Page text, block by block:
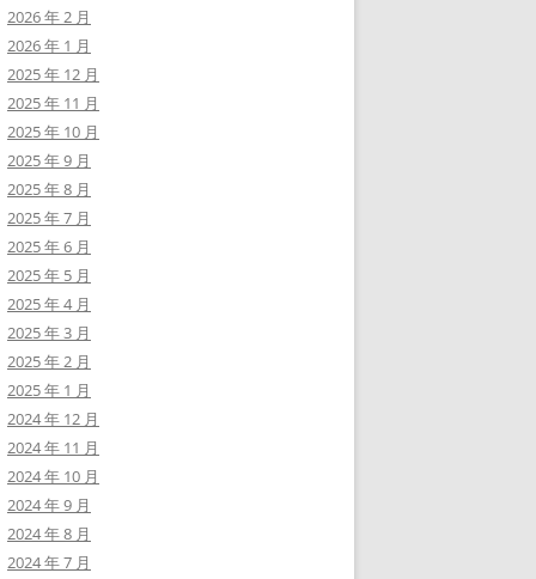
2026 年 2 月
2026 年 1 月
2025 年 12 月
2025 年 11 月
2025 年 10 月
2025 年 9 月
2025 年 8 月
2025 年 7 月
2025 年 6 月
2025 年 5 月
2025 年 4 月
2025 年 3 月
2025 年 2 月
2025 年 1 月
2024 年 12 月
2024 年 11 月
2024 年 10 月
2024 年 9 月
2024 年 8 月
2024 年 7 月